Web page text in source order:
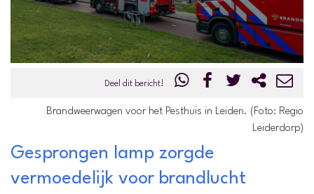
Deel dit bericht!
Brandweerwagen voor het Pesthuis in Leiden. (Foto: Regio
Leiderdorp)
Gesprongen lamp zorgde
vermoedelijk voor brandlucht